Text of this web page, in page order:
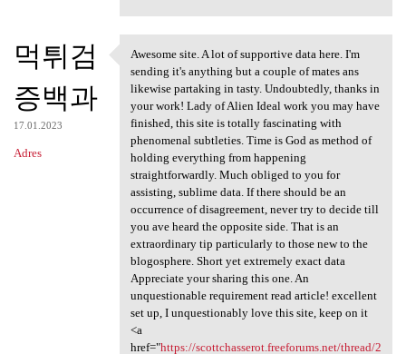
먹튀검
증백과
17.01.2023
Adres
Awesome site. A lot of
Awesome site. A lot of supportive data here. I'm
sending it's anything but a couple of mates ans
likewise partaking in tasty. Undoubtedly, thanks in
your work! Lady of Alien Ideal work you may have
finished, this site is totally fascinating with
phenomenal subtleties. Time is God as method of
holding everything from happening
straightforwardly. Much obliged to you for
assisting, sublime data. If there should be an
occurrence of disagreement, never try to decide till
you ave heard the opposite side. That is an
extraordinary tip particularly to those new to the
blogosphere. Short yet extremely exact data
Appreciate your sharing this one. An
unquestionable requirement read article! excellent
set up, I unquestionably love this site, keep on it
<a
href="https://scottchasserot.freeforums.net/thread/2